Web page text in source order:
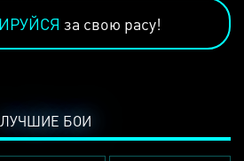
за свою расу!
ЛУЧШИЕ БОИ